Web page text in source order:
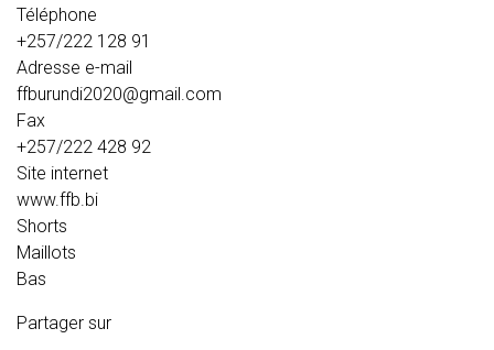
Téléphone
+257/222 128 91
Adresse e-mail
ffburundi2020@gmail.com
Fax
+257/222 428 92
Site internet
www.ffb.bi
Shorts
Maillots
Bas
Partager sur